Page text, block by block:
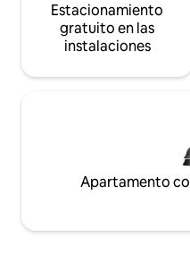
Estacionamiento
gratuito en las
instalaciones
Apartamento